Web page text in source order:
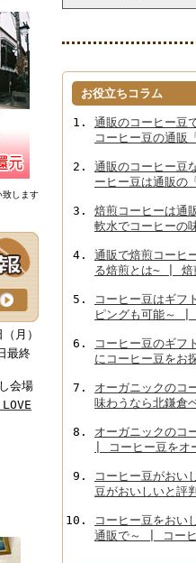
致します
月）
最終
会場
お役立ちコラム
通販のコーヒー豆
コーヒー豆の通販
通販のコーヒー豆
ーヒー豆は通販の
焙煎コーヒーは通
軟水でコーヒーの
通販で焙煎コーヒ
る焙煎とは~ | 焙
コーヒー豆はギフ
ピングも可能～ |
コーヒー豆のギフ
にコーヒー豆をお
オーガニックのコ
味わうなら北鎌倉
オーガニックのコ
| コーヒー豆をオ
コーヒー豆がおい
豆がおいしいと評
コーヒー豆をおい
通販で～ | コーヒ